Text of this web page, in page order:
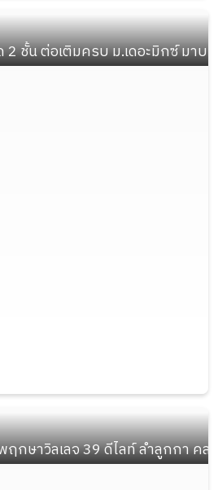
ชั้น ต่อเติมครบ ม.เดอะมิกซ์ มาบ
กษาวิลเลจ 39 ดีไลท์ ลำลูกกา คล